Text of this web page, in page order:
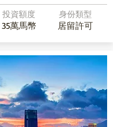
投資額度
35萬馬幣
身份類型
居留許可